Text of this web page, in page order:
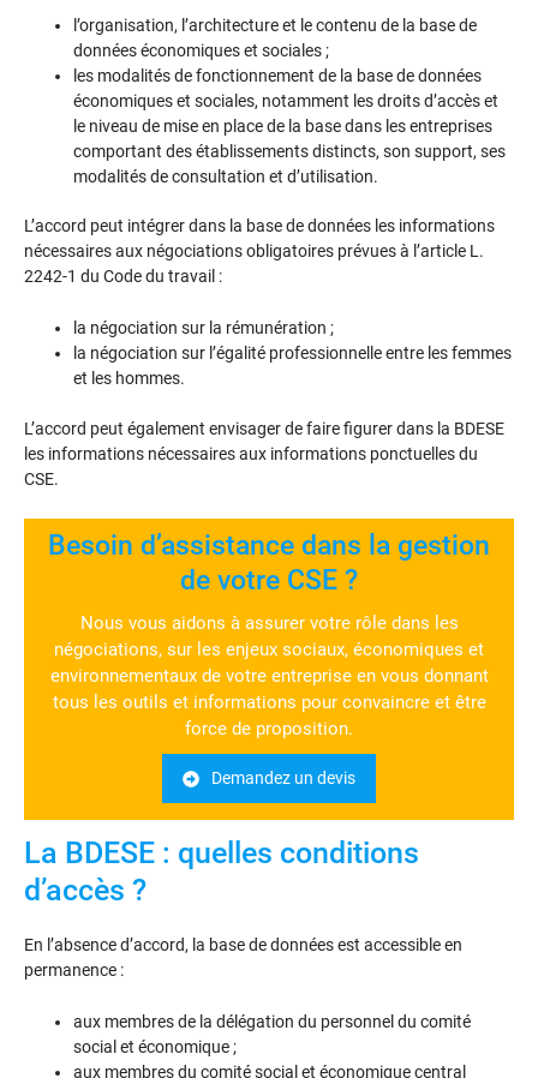
l’organisation, l’architecture et le contenu de la base de
données économiques et sociales ;
les modalités de fonctionnement de la base de données
économiques et sociales, notamment les droits d’accès et
le niveau de mise en place de la base dans les entreprises
comportant des établissements distincts, son support, ses
modalités de consultation et d’utilisation.
L’accord peut intégrer dans la base de données les informations
nécessaires aux négociations obligatoires prévues à l’article L.
2242-1 du Code du travail :
la négociation sur la rémunération ;
la négociation sur l’égalité professionnelle entre les femmes
et les hommes.
L’accord peut également envisager de faire figurer dans la BDESE
les informations nécessaires aux informations ponctuelles du
CSE.
Besoin d’assistance dans la gestion
de votre CSE ?
Nous vous aidons à assurer votre rôle dans les
négociations, sur les enjeux sociaux, économiques et
environnementaux de votre entreprise en vous donnant
tous les outils et informations pour convaincre et être
force de proposition.
Demandez un devis
La BDESE : quelles conditions
d’accès ?
En l’absence d’accord, la base de données est accessible en
permanence :
aux membres de la délégation du personnel du comité
social et économique ;
aux membres du comité social et économique central